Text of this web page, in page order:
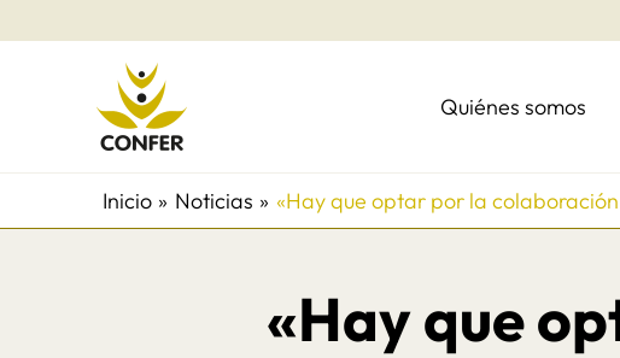
al
Quiénes somos
Inicio Noticias «Hay que optar por la colaboración
«Hay que